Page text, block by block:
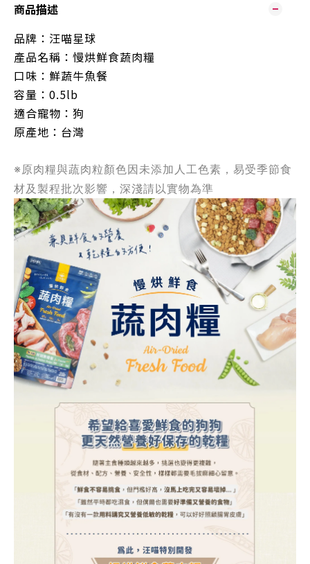
商品描述
品牌：汪喵星球
產品名稱：慢烘鮮食蔬肉糧
口味：鮮蔬牛魚餐
容量： 0.5lb
適合寵物：狗
原產地：台灣
※原肉糧與蔬肉粒顏色因未添加人工色素，易受季節食
材及製程批次影響，深淺請以實物為準